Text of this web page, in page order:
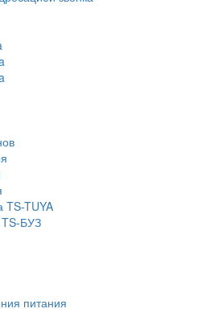
TS-TUYA
TS-БУЗ
питания